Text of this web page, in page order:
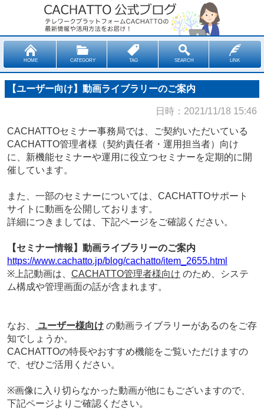
HOME CATEGORY TAG SEARCH LINK
【ユーザー向け】動画ライブラリーのご案内
日時：2021/11/18 15:46
CACHATTOセミナー事務局では、ご契約いただいている
CACHATTO管理者様（契約責任者・運用担当者）向け
に、新機能セミナーや運用に役立つセミナーを定期的に開
催しています。
また、一部のセミナーについては、CACHATTOサポート
サイトに動画を公開しております。
詳細につきましては、下記ページをご確認ください。
【セミナー情報】動画ライブラリーのご案内
https://www.cachatto.jp/blog/cachatto/item_2655.html
※上記動画は、 CACHATTO管理者様向け のため、システ
ム構成や管理画面の話が含まれます。
なお、 ユーザー様向け の動画ライブラリーがあるのをご存
知でしょうか。
CACHATTOの特長やおすすめ機能をご覧いただけますの
で、ぜひご活用ください。
※画像に入り切らなかった動画が他にもございますので、
下記ページよりご確認ください。